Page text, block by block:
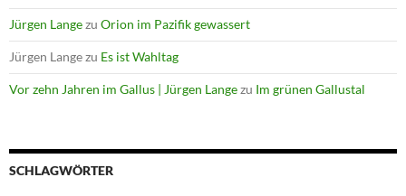
Jürgen Langezu Orion im Pazifik gewassert
Jürgen Langezu Es ist Wahltag
Vor zehn Jahren im Gallus | Jürgen Langezu Im grünen Gallustal
SCHLAGWÖRTER